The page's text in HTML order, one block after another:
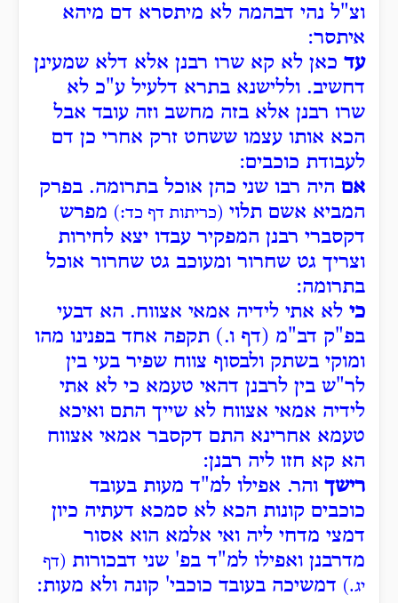
וצ"ל נהי דבהמה לא מיתסרא דם מיהא
איתסר:
עד כאן לא קא שרו רבנן אלא דלא שמעינן
דחשיב. וללישנא בתרא דלעיל ע"כ לא
שרו רבנן אלא בזה מחשב וזה עובד אבל
הכא אותו עצמו ששחט זרק אחרי כן דם
לעבודת כוכבים:
אם היה רבו שני כהן אוכל בתרומה. בפרק
המביא אשם תלוי (כריתות דף כד:) מפרש
דקסברי רבנן המפקיר עבדו יצא לחירות
וצריך גט שחרור ומעוכב גט שחרור אוכל
בתרומה:
כי לא אתי לידיה אמאי אצווח. הא דבעי
בפ"ק דב"מ (דף ו.) תקפה אחד בפנינו מהו
ומוקי בשתק ולבסוף צווח שפיר בעי בין
לר"ש בין לרבנן דהאי טעמא כי לא אתי
לידיה אמאי אצווח לא שייך התם ואיכא
טעמא אחרינא התם דקסבר אמאי אצווח
הא קא חזו ליה רבנן:
רישך והר. אפילו למ"ד מעות בעובד
כוכבים קונות הכא לא סמכא דעתיה כיון
דמצי מדחי ליה ואי אלמא הוא אסור
מדרבנן ואפילו למ"ד בפ' שני דבכורות (דף
יג.) דמשיכה בעובד כוכבי' קונה ולא מעות: